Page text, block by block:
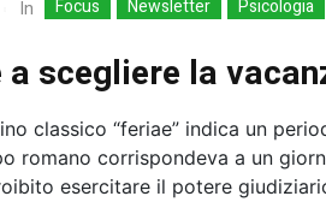
In Focus Newsletter Psicologia
a scegliere la
classico “feriae” indica un
romano corrispondeva a un
esercitare il potere